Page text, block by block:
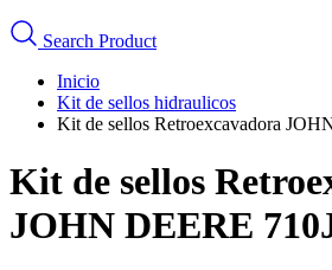
Search Product
Inicio
Kit de sellos hidraulicos
Kit de sellos Retroexcavadora
Kit de sellos
JOHN DEERE